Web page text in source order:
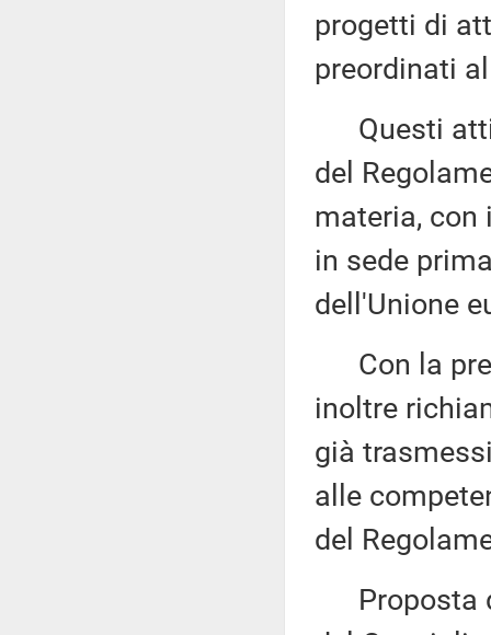
progetti di
preordinati
Questi atti
del
materia, con
in sede
dell'Unione
Con la
inoltre
già
alle
del
Proposta